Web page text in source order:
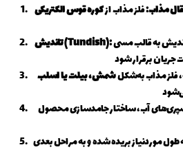
مذاب:فلز مذاب از
تاندیش (Tundish):مذاب به‌طور یکنواخت از طریق تاندیش به قالب مسی
فلز مذاب به‌شکلشمش، بیلت یا اسلب
آب، ساختار جامدسازی محصول
موردنیاز بریده شده و به مراحل بعدی